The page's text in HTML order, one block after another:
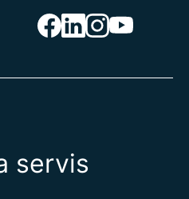
servis